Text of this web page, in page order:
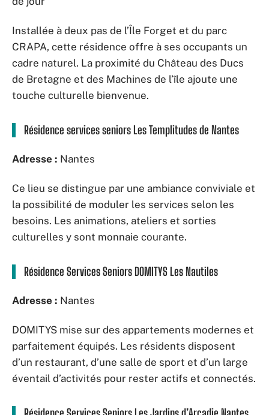
Installée à deux pas de l’Île Forget et du parc
CRAPA, cette résidence offre à ses occupants un
cadre naturel. La proximité du Château des Ducs
de Bretagne et des Machines de l’île ajoute une
touche culturelle bienvenue.
Résidence services seniors Les Templitudes de Nantes
Adresse : Nantes
Ce lieu se distingue par une ambiance conviviale et
la possibilité de moduler les services selon les
besoins. Les animations, ateliers et sorties
culturelles y sont monnaie courante.
Résidence Services Seniors DOMITYS Les Nautiles
Adresse : Nantes
DOMITYS mise sur des appartements modernes et
parfaitement équipés. Les résidents disposent
d’un restaurant, d’une salle de sport et d’un large
éventail d’activités pour rester actifs et connectés.